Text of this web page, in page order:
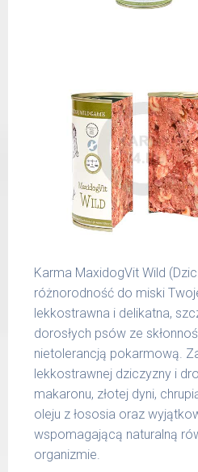
25 kg
26 -
35 kg
800 g
50 kg
1000 g
51 -
65 kg
1200 g
Podane liczby są
Indywidualne potrzeby
aktywności, warunków
czynników.
Waga netto/Nr art.: 200
g/1017 | 800 g/1025
Karma MaxidogVit Wild
różnorodność do miski
lekkostrawna i delikatna,
dorosłych psów ze
nietolerancją pokarmową.
lekkostrawnej dziczyzny i
makaronu, złotej dyni,
oleju z łososia oraz
wspomagającą naturalną
organizmie.